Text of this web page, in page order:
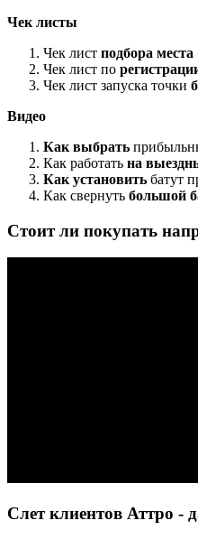
Чек листы
Чек лист подбора места
Чек лист по
Чек лист запуска точки
Видео
Как выбрать
Как работать на
Как установить батут
Как свернуть большой
Стоит ли покупать
Слет клиентов Аттро -